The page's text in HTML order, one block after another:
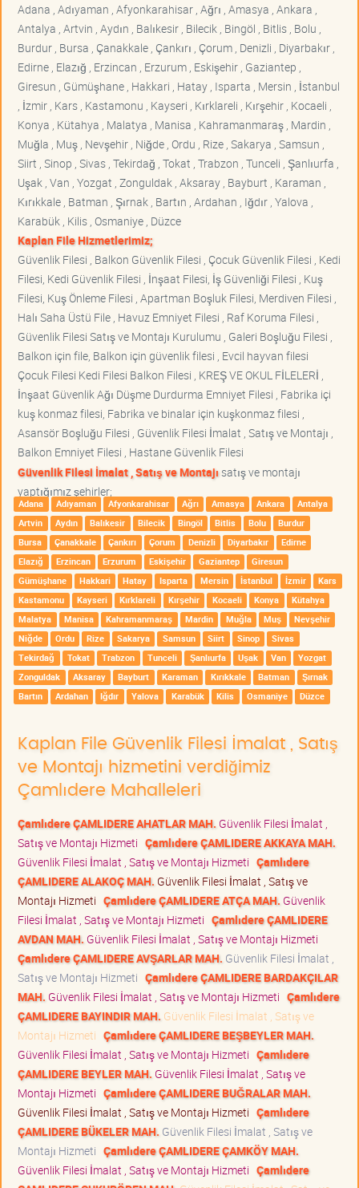
Adana , Adıyaman , Afyonkarahisar , Ağrı , Amasya , Ankara ,
Antalya , Artvin , Aydın , Balıkesir , Bilecik , Bingöl , Bitlis , Bolu ,
Burdur , Bursa , Çanakkale , Çankırı , Çorum , Denizli , Diyarbakır ,
Edirne , Elazığ , Erzincan , Erzurum , Eskişehir , Gaziantep ,
Giresun , Gümüşhane , Hakkari , Hatay , Isparta , Mersin , İstanbul
, İzmir , Kars , Kastamonu , Kayseri , Kırklareli , Kırşehir , Kocaeli ,
Konya , Kütahya , Malatya , Manisa , Kahramanmaraş , Mardin ,
Muğla , Muş , Nevşehir , Niğde , Ordu , Rize , Sakarya , Samsun ,
Siirt , Sinop , Sivas , Tekirdağ , Tokat , Trabzon , Tunceli , Şanlıurfa ,
Uşak , Van , Yozgat , Zonguldak , Aksaray , Bayburt , Karaman ,
Kırıkkale , Batman , Şırnak , Bartın , Ardahan , Iğdır , Yalova ,
Karabük , Kilis , Osmaniye , Düzce
Kaplan File Hizmetlerimiz;
Güvenlik Filesi , Balkon Güvenlik Filesi , Çocuk Güvenlik Filesi , Kedi
Filesi, Kedi Güvenlik Filesi , İnşaat Filesi, İş Güvenliği Filesi , Kuş
Filesi, Kuş Önleme Filesi , Apartman Boşluk Filesi, Merdiven Filesi ,
Halı Saha Üstü File , Havuz Emniyet Filesi , Raf Koruma Filesi ,
Güvenlik Filesi Satış ve Montajı Kurulumu , Galeri Boşluğu Filesi ,
Balkon için file, Balkon için güvenlik filesi , Evcil hayvan filesi
Çocuk Filesi Kedi Filesi Balkon Filesi , KREŞ VE OKUL FİLELERİ ,
İnşaat Güvenlik Ağı Düşme Durdurma Emniyet Filesi , Fabrika içi
kuş konmaz filesi, Fabrika ve binalar için kuşkonmaz filesi ,
Asansör Boşluğu Filesi , Güvenlik Filesi İmalat , Satış ve Montajı ,
Balkon Emniyet Filesi , Hastane Güvenlik Filesi
Güvenlik Filesi İmalat , Satış ve Montajısatış ve montajı
yaptığımız şehirler;
Adana Adıyaman Afyonkarahisar Ağrı Amasya Ankara
Antalya
Artvin
Aydın Balıkesir Bilecik Bingöl Bitlis Bolu
Burdur
Bursa
Çanakkale Çankırı Çorum Denizli Diyarbakır
Edirne
Elazığ
Erzincan Erzurum Eskişehir Gaziantep
Giresun
Gümüşhane
Hakkari Hatay Isparta Mersin İstanbul İzmir
Kars
Kastamonu
Kayseri Kırklareli Kırşehir Kocaeli Konya
Kütahya
Malatya
Manisa Kahramanmaraş Mardin Muğla Muş
Nevşehir
Niğde
Ordu Rize Sakarya Samsun Siirt Sinop
Sivas
Tekirdağ
Tokat Trabzon Tunceli Şanlıurfa Uşak Van
Yozgat
Zonguldak
Aksaray Bayburt Karaman Kırıkkale Batman
Şırnak
Bartın
Ardahan Iğdır Yalova Karabük Kilis Osmaniye Düzce
Kaplan File Güvenlik Filesi İmalat , Satış
ve Montajı hizmetini verdiğimiz
Çamlıdere Mahalleleri
Çamlıdere ÇAMLIDERE AHATLAR MAH. Güvenlik Filesi İmalat ,
Satış ve Montajı Hizmeti Çamlıdere ÇAMLIDERE AKKAYA MAH.
Güvenlik Filesi İmalat , Satış ve Montajı Hizmeti Çamlıdere
ÇAMLIDERE ALAKOÇ MAH. Güvenlik Filesi İmalat , Satış ve
Montajı Hizmeti Çamlıdere ÇAMLIDERE ATÇA MAH. Güvenlik
Filesi İmalat , Satış ve Montajı Hizmeti Çamlıdere ÇAMLIDERE
AVDAN MAH. Güvenlik Filesi İmalat , Satış ve Montajı Hizmeti
Çamlıdere ÇAMLIDERE AVŞARLAR MAH. Güvenlik Filesi İmalat ,
Satış ve Montajı Hizmeti Çamlıdere ÇAMLIDERE BARDAKÇILAR
MAH. Güvenlik Filesi İmalat , Satış ve Montajı Hizmeti Çamlıdere
ÇAMLIDERE BAYINDIR MAH. Güvenlik Filesi İmalat , Satış ve
Montajı Hizmeti Çamlıdere ÇAMLIDERE BEŞBEYLER MAH.
Güvenlik Filesi İmalat , Satış ve Montajı Hizmeti Çamlıdere
ÇAMLIDERE BEYLER MAH. Güvenlik Filesi İmalat , Satış ve
Montajı Hizmeti Çamlıdere ÇAMLIDERE BUĞRALAR MAH.
Güvenlik Filesi İmalat , Satış ve Montajı Hizmeti Çamlıdere
ÇAMLIDERE BÜKELER MAH. Güvenlik Filesi İmalat , Satış ve
Montajı Hizmeti Çamlıdere ÇAMLIDERE ÇAMKÖY MAH.
Güvenlik Filesi İmalat , Satış ve Montajı Hizmeti Çamlıdere